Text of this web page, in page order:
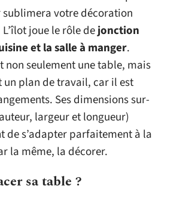
sublimera votre décoration
joue le rôle dejonction
et la salle à manger.
non seulement une table, mais
un plan de travail, car il est
Ses dimensions sur-
largeur et longueur)
de s’adapter parfaitement à la
la même, la décorer.
sa table ?